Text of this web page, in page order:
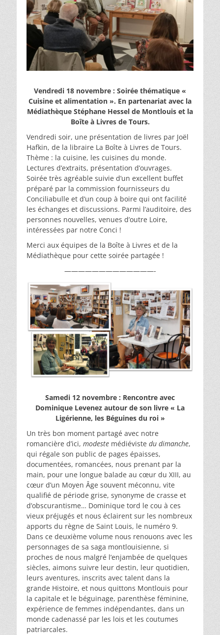
Vendredi 18 novembre : Soirée thématique «
Cuisine et alimentation ». En partenariat avec la
Médiathèque Stéphane Hessel de Montlouis et la
Boîte à Livres de Tours.
Vendredi soir, une présentation de livres par Joël
Hafkin, de la libraire La Boîte à Livres de Tours.
Thème : la cuisine, les cuisines du monde.
Lectures d’extraits, présentation d’ouvrages.
Soirée très agréable suivie d’un excellent buffet
préparé par la commission fournisseurs du
Conciliabulle et d’un coup à boire qui ont facilité
les échanges et discussions. Parmi l’auditoire, des
personnes nouvelles, venues d’outre Loire,
intéressées par notre Conci !
Merci aux équipes de la Boîte à Livres et de la
Médiathèque pour cette soirée partagée !
—————————————-
Samedi 12 novembre : Rencontre avec
Dominique Levenez autour de son livre « La
Ligérienne, les Béguines du roi »
Un très bon moment partagé avec notre
romancière d’ici, modeste médiéviste du dimanche,
qui régale son public de pages épaisses,
documentées, romancées, nous prenant par la
main, pour une longue balade au cœur du XIII, au
cœur d’un Moyen Âge souvent méconnu, vite
qualifié de période grise, synonyme de crasse et
d’obscurantisme… Dominique tord le cou à ces
vieux préjugés et nous éclairent sur les nombreux
apports du règne de Saint Louis, le numéro 9.
Dans ce deuxième volume nous renouons avec les
personnages de sa saga montlouisienne, si
proches de nous malgré l’enjambée de quelques
siècles, aimons suivre leur destin, leur quotidien,
leurs aventures, inscrits avec talent dans la
grande Histoire, et nous quittons Montlouis pour
la capitale et le béguinage, parenthèse féminine,
expérience de femmes indépendantes, dans un
monde cadenassé par les lois et les coutumes
patriarcales.